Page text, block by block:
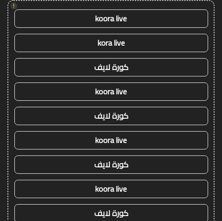
!
koora live
kora live
كورة لايف
koora live
كورة لايف
koora live
كورة لايف
koora live
كورة لايف